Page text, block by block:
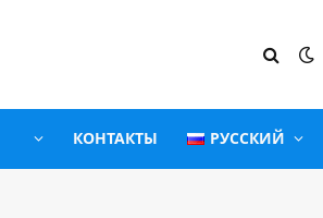
КОНТАКТЫ РУССКИЙ